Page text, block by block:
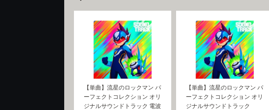
【単曲】流星のロックマン パ
ーフェクトコレクション オリ
ジナルサウンドトラック 電波
【単曲】流星のロックマン パ
ーフェクトコレクション オリ
ジナルサウンドトラック